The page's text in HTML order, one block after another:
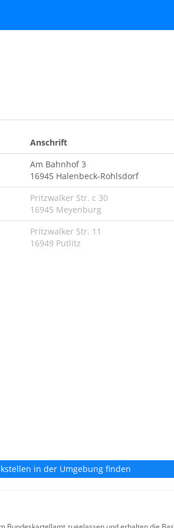
Anschrift
Am Bahnhof 3
16945 Halenbeck-Rohlsdorf
Pritzwalker Str. c 30
16945 Meyenburg
Pritzwalker Str. 11
16949 Putlitz
in der Umgebung finden